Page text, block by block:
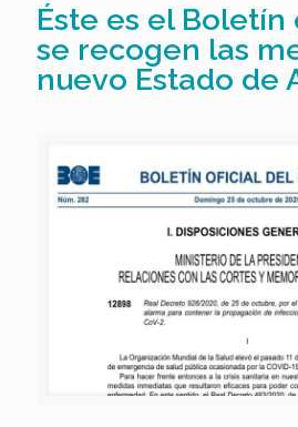
Éste es el Boletín
se recogen las
nuevo Estado de